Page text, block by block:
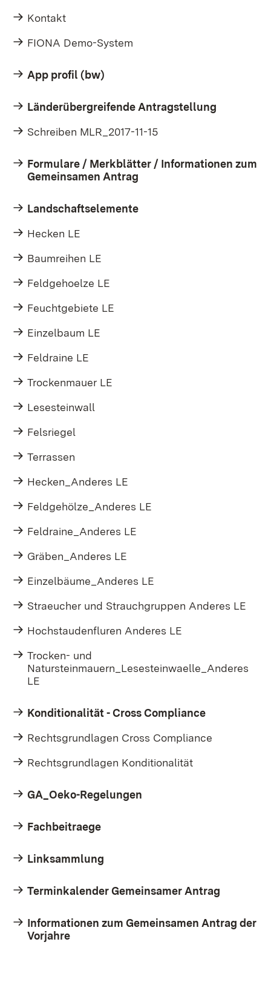
Kontakt
FIONA Demo-System
App profil (bw)
Länderübergreifende Antragstellung
Schreiben MLR_2017-11-15
Formulare / Merkblätter / Informationen zum
Gemeinsamen Antrag
Landschaftselemente
Hecken LE
Baumreihen LE
Feldgehoelze LE
Feuchtgebiete LE
Einzelbaum LE
Feldraine LE
Trockenmauer LE
Lesesteinwall
Felsriegel
Terrassen
Hecken_Anderes LE
Feldgehölze_Anderes LE
Feldraine_Anderes LE
Gräben_Anderes LE
Einzelbäume_Anderes LE
Straeucher und Strauchgruppen Anderes LE
Hochstaudenfluren Anderes LE
Trocken- und
Natursteinmauern_Lesesteinwaelle_Anderes
LE
Konditionalität - Cross Compliance
Rechtsgrundlagen Cross Compliance
Rechtsgrundlagen Konditionalität
GA_Oeko-Regelungen
Fachbeitraege
Linksammlung
Terminkalender Gemeinsamer Antrag
Informationen zum Gemeinsamen Antrag der
Vorjahre